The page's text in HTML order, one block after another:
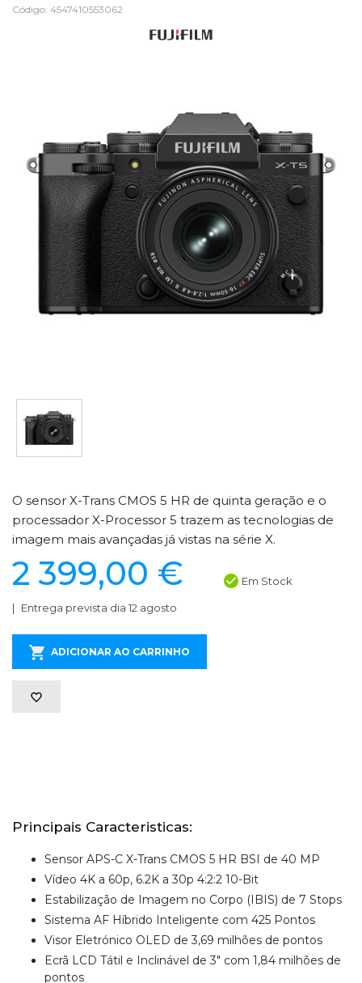
Código: 4547410553062
O sensor X-Trans CMOS 5 HR de quinta geração e o
processador X-Processor 5 trazem as tecnologias de
imagem mais avançadas já vistas na série X.
2 399,00 € Em Stock
Entrega prevista dia 12 agosto
ADICIONAR AO CARRINHO
Principais Caracteristicas:
Sensor APS-C X-Trans CMOS 5 HR BSI de 40 MP
Vídeo 4K a 60p, 6.2K a 30p 4:2:2 10-Bit
Estabilização de Imagem no Corpo (IBIS) de 7 Stops
Sistema AF Híbrido Inteligente com 425 Pontos
Visor Eletrónico OLED de 3,69 milhões de pontos
Ecrã LCD Tátil e Inclinável de 3" com 1,84 milhões de
pontos